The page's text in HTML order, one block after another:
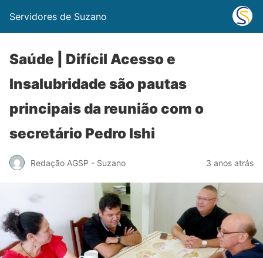
Servidores de Suzano
Saúde | Difícil Acesso e
Insalubridade são pautas
principais da reunião com o
secretário Pedro Ishi
Redação AGSP - Suzano 3 anos atrás